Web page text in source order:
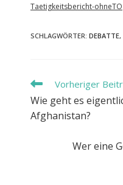
Taetigkeitsbericht-ohneTO
SCHLAGWÖRTER: DEBATTE,
Weitere
Artikel
ansehen
Vorheriger
Wie geht es
Afghanistan?
Wer eine